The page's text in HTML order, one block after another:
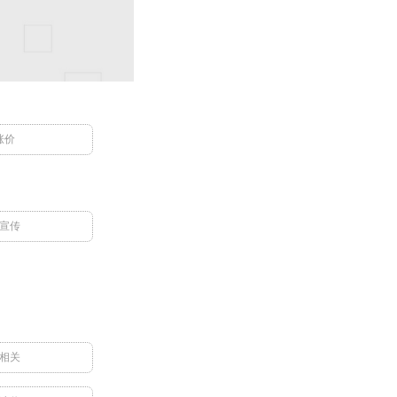
价
传
关